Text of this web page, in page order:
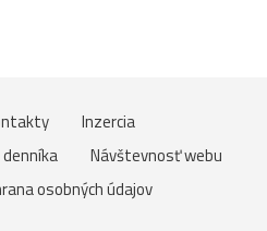
Inzercia
Návštevnosť webu
osobných údajov